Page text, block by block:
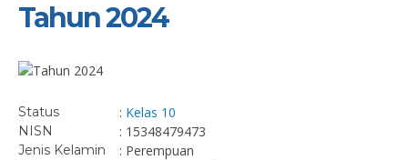
Tahun 2024
Status : Kelas 10
NISN : 15348479473
Jenis Kelamin : Perempuan